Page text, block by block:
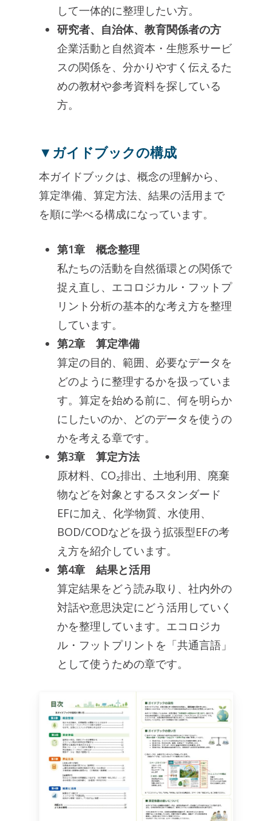
して一体的に整理したい方。
研究者、自治体、教育関係者の方
企業活動と自然資本・生態系サービ
スの関係を、分かりやすく伝えるた
めの教材や参考資料を探している
方。
▼ガイドブックの構成
本ガイドブックは、概念の理解から、
算定準備、算定方法、結果の活用まで
を順に学べる構成になっています。
第1章 概念整理
私たちの活動を自然循環との関係で
捉え直し、エコロジカル・フットプ
リント分析の基本的な考え方を整理
しています。
第2章 算定準備
算定の目的、範囲、必要なデータを
どのように整理するかを扱っていま
す。算定を始める前に、何を明らか
にしたいのか、どのデータを使うの
かを考える章です。
第3章 算定方法
原材料、CO₂排出、土地利用、廃棄
物などを対象とするスタンダード
EFに加え、化学物質、水使用、
BOD/CODなどを扱う拡張型EFの考
え方を紹介しています。
第4章 結果と活用
算定結果をどう読み取り、社内外の
対話や意思決定にどう活用していく
かを整理しています。エコロジカ
ル・フットプリントを「共通言語」
として使うための章です。